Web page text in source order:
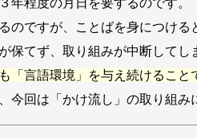
のですが、ことばを身につけ
保てず、取り組みが中断してし
「言語環境」を与え続けること
今回は「かけ流し」の取り組み